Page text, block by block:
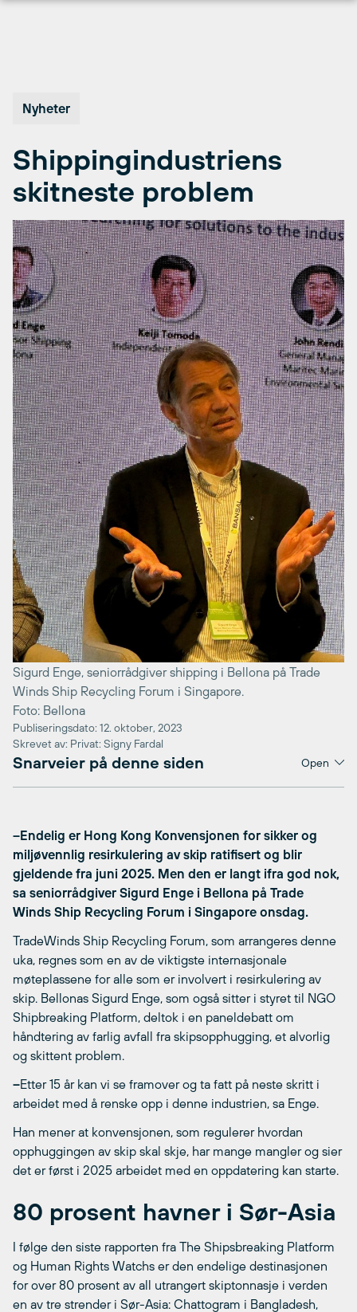
Nyheter
Shippingindustriens
skitneste problem
Sigurd Enge, seniorrådgiver shipping i Bellona på Trade
Winds Ship Recycling Forum i Singapore.
Foto: Bellona
Publiseringsdato: 12. oktober, 2023
Skrevet av: Privat: Signy Fardal
Snarveier på denne siden Open
–Endelig er Hong Kong Konvensjonen for sikker og
miljøvennlig resirkulering av skip ratifisert og blir
gjeldende fra juni 2025. Men den er langt ifra god nok,
sa seniorrådgiver Sigurd Enge i Bellona på Trade
Winds Ship Recycling Forum i Singapore onsdag.
TradeWinds Ship Recycling Forum, som arrangeres denne
uka, regnes som en av de viktigste internasjonale
møteplassene for alle som er involvert i resirkulering av
skip. Bellonas Sigurd Enge, som også sitter i styret til NGO
Shipbreaking Platform, deltok i en paneldebatt om
håndtering av farlig avfall fra skipsopphugging, et alvorlig
og skittent problem.
–Etter 15 år kan vi se framover og ta fatt på neste skritt i
arbeidet med å renske opp i denne industrien, sa Enge.
Han mener at konvensjonen, som regulerer hvordan
opphuggingen av skip skal skje, har mange mangler og sier
det er først i 2025 arbeidet med en oppdatering kan starte.
80 prosent havner i Sør-Asia
I følge den siste rapporten fra The Shipsbreaking Platform
og Human Rights Watchs er den endelige destinasjonen
for over 80 prosent av all utrangert skiptonnasje i verden
en av tre strender i Sør-Asia: Chattogram i Bangladesh,